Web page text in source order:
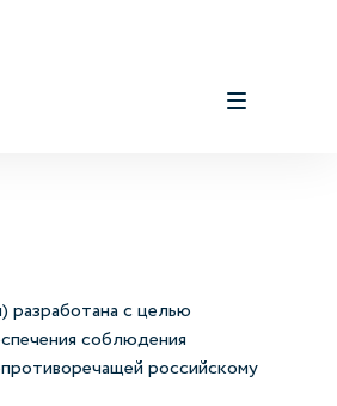
с целью
соблюдения
российскому